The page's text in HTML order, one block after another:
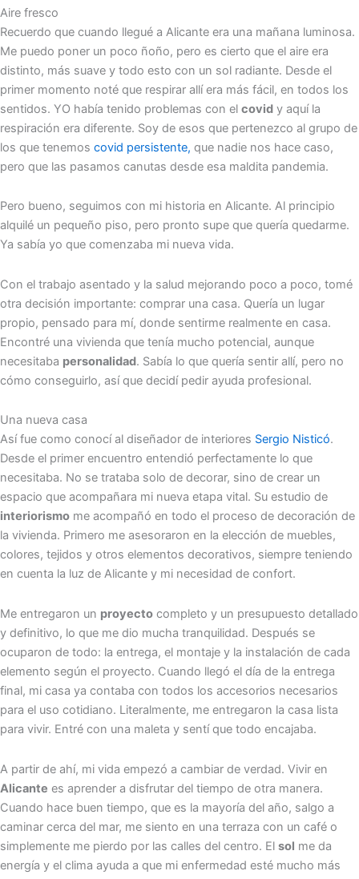
Aire fresco
Recuerdo que cuando llegué a Alicante era una mañana luminosa.
Me puedo poner un poco ñoño, pero es cierto que el aire era
distinto, más suave y todo esto con un sol radiante. Desde el
primer momento noté que respirar allí era más fácil, en todos los
sentidos. YO había tenido problemas con el covid y aquí la
respiración era diferente. Soy de esos que pertenezco al grupo de
los que tenemos covid persistente, que nadie nos hace caso,
pero que las pasamos canutas desde esa maldita pandemia.
Pero bueno, seguimos con mi historia en Alicante. Al principio
alquilé un pequeño piso, pero pronto supe que quería quedarme.
Ya sabía yo que comenzaba mi nueva vida.
Con el trabajo asentado y la salud mejorando poco a poco, tomé
otra decisión importante: comprar una casa. Quería un lugar
propio, pensado para mí, donde sentirme realmente en casa.
Encontré una vivienda que tenía mucho potencial, aunque
necesitaba personalidad. Sabía lo que quería sentir allí, pero no
cómo conseguirlo, así que decidí pedir ayuda profesional.
Una nueva casa
Así fue como conocí al diseñador de interiores Sergio Nisticó.
Desde el primer encuentro entendió perfectamente lo que
necesitaba. No se trataba solo de decorar, sino de crear un
espacio que acompañara mi nueva etapa vital. Su estudio de
interiorismo me acompañó en todo el proceso de decoración de
la vivienda. Primero me asesoraron en la elección de muebles,
colores, tejidos y otros elementos decorativos, siempre teniendo
en cuenta la luz de Alicante y mi necesidad de confort.
Me entregaron un proyecto completo y un presupuesto detallado
y definitivo, lo que me dio mucha tranquilidad. Después se
ocuparon de todo: la entrega, el montaje y la instalación de cada
elemento según el proyecto. Cuando llegó el día de la entrega
final, mi casa ya contaba con todos los accesorios necesarios
para el uso cotidiano. Literalmente, me entregaron la casa lista
para vivir. Entré con una maleta y sentí que todo encajaba.
A partir de ahí, mi vida empezó a cambiar de verdad. Vivir en
Alicante es aprender a disfrutar del tiempo de otra manera.
Cuando hace buen tiempo, que es la mayoría del año, salgo a
caminar cerca del mar, me siento en una terraza con un café o
simplemente me pierdo por las calles del centro. El sol me da
energía y el clima ayuda a que mi enfermedad esté mucho más